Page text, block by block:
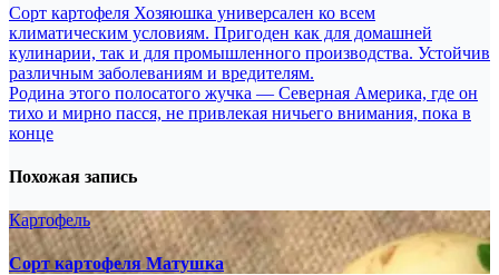
Навигация
по
записям
Сорт картофеля Хозяюшка универсален ко всем
климатическим условиям. Пригоден как для домашней
кулинарии, так и для промышленного производства. Устойчив
различным заболеваниям и вредителям.
Родина этого полосатого жучка — Северная Америка, где он
тихо и мирно пасся, не привлекая ничьего внимания, пока в
конце
Похожая запись
Картофель
Сорт картофеля Матушка